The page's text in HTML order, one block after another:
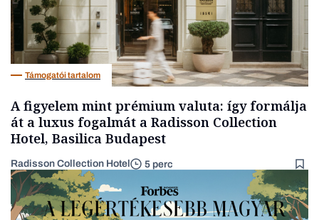
Támogatói tartalom
A figyelem mint prémium valuta: így formálja
át a luxus fogalmát a Radisson Collection
Hotel, Basilica Budapest
Radisson Collection Hotel 5 perc